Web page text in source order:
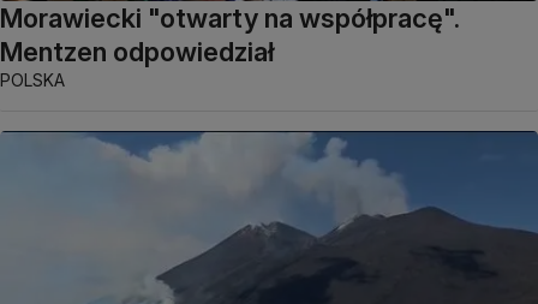
Morawiecki "otwarty na współpracę".
Mentzen odpowiedział
POLSKA